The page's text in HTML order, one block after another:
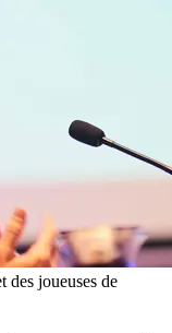
des joueuses de